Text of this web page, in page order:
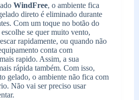
WindFree, o ambiente fica
direto é eliminado durante
Com um toque no botão do
se quer muito vento,
rapidamente, ou quando não
conta com
rapido. Assim, a sua
rápida também. Com isso,
gelado, o ambiente não fica com
Não vai ser preciso usar